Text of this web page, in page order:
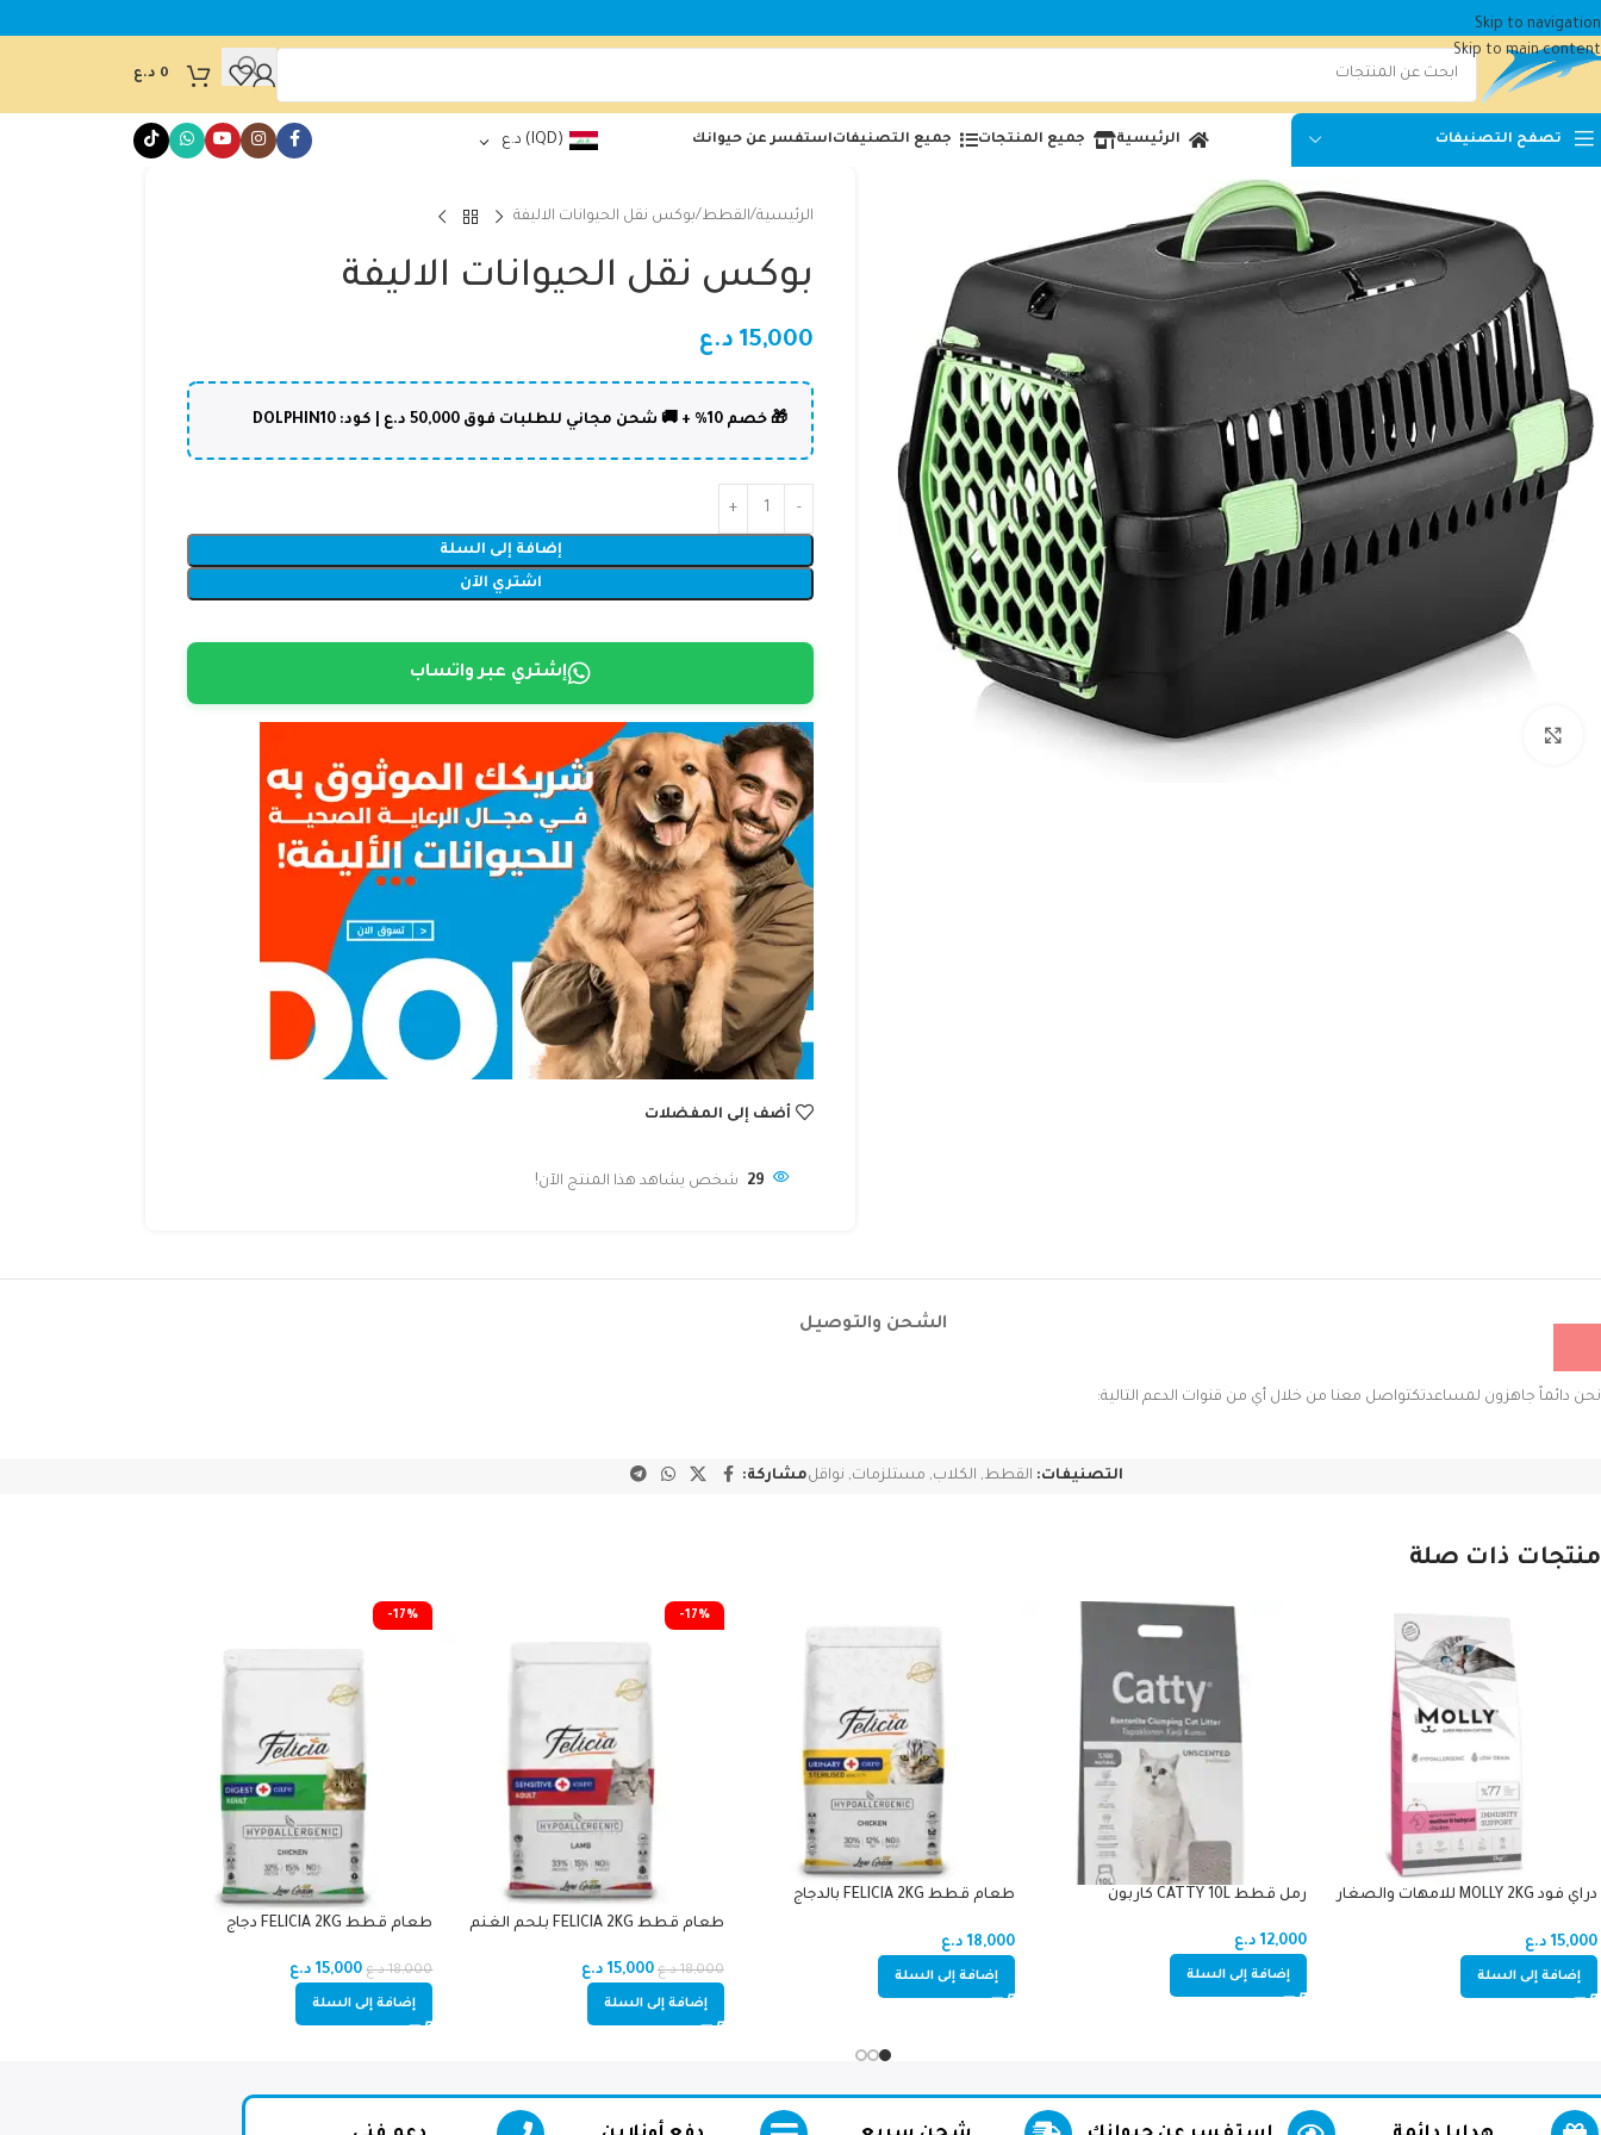
Skip to navigation
Skip to main content
0 د.ع
تصفح التصنيفات الرئيسية جميع المنتجات جميع التصنيفاتاستفسر عن حيوانك (IQD) د.ع
الرئيسية القطط بوكس نقل الحيوانات الاليفة
بوكس نقل الحيوانات الاليفة
15,000 د.ع
🎁 خصم 10% + 🚚 شحن مجاني للطلبات فوق 50,000 د.ع | كود: DOLPHIN10
إضافة إلى السلة
اشتري الآن
إشتري عبر واتساب
أضف إلى المفضلات
29 شخص يشاهد هذا المنتج الآن!
الشحن والتوصيل
نحن دائماً جاهزون لمساعدتكتواصل معنا من خلال أي من قنوات الدعم التالية:
التصنيفات: القطط, الكلاب, مستلزمات, نواقلمشاركة:
منتجات ذات صلة
دراي فود MOLLY 2KG للامهات والصغار
15,000 د.ع
إضافة إلى السلة
رمل قطط CATTY 10L كاربون
12,000 د.ع
إضافة إلى السلة
طعام قطط FELICIA 2KG بالدجاج
18,000 د.ع
إضافة إلى السلة
-17%
طعام قطط FELICIA 2KG بلحم الغنم
18,000 د.ع 15,000 د.ع
إضافة إلى السلة
-17%
طعام قطط FELICIA 2KG دجاج
18,000 د.ع 15,000 د.ع
إضافة إلى السلة